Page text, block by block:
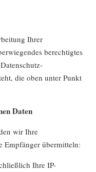
Ihrer
berechtigtes
die oben unter Punkt
Daten
wir Ihre
Empfänger übermitteln:
Ihre IP-